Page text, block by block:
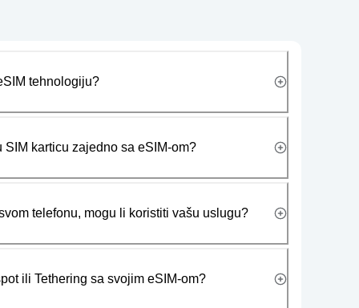
tehnologiju?
karticu zajedno sa eSIM-om?
telefonu, mogu li koristiti vašu uslugu?
ili Tethering sa svojim eSIM-om?